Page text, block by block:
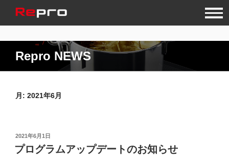
ン
Repro NEWS
月: 2021年6月
投
稿
日:
2021年6月1日
プログラムアップデートのお知らせ